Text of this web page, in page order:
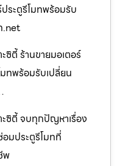
ระตูรีโมทพร้อมรับ
.net
ซิตี้ ร้านขายมอเตอร์
ทพร้อมรับเปลี่ยน
ซิตี้ จบทุกปัญหาเรื่อง
มประตูรีโมทที่
พ